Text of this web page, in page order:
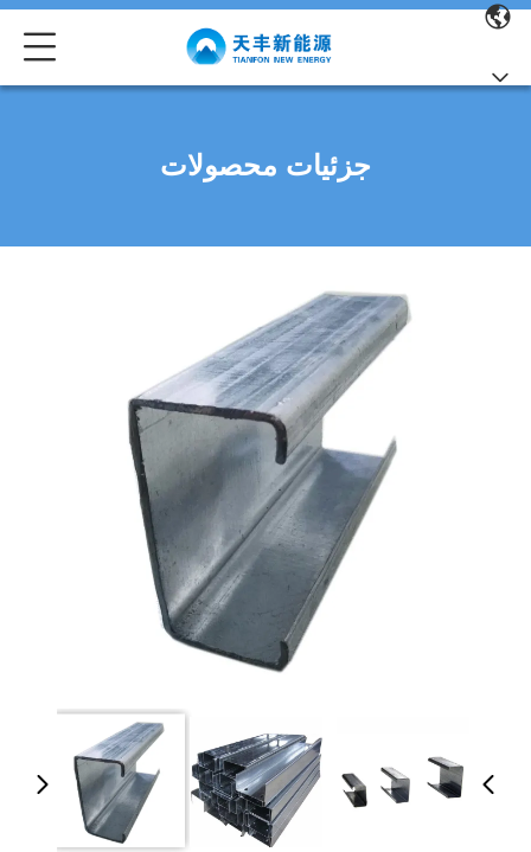
جزئیات محصولات